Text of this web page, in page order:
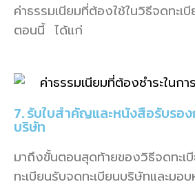
ค่าธรรมเนียมที่ต้องใช้ในวิธีจดทะเ
ตอนนี้ ได้แก่
7. รับใบสำคัญและหนังสือรับรอง
บริษัท
มาถึงขั้นตอนสุดท้ายของวิธีจดทะเ
ทะเบียนรับจดทะเบียนบริษัทและม